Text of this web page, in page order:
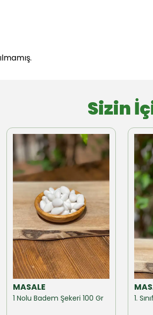
Sizin
MASALE
1 Nolu Badem Şekeri 100 Gr 1.